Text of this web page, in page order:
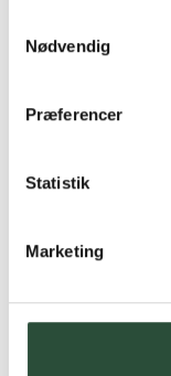
Nødvendig
Præferencer
Statistik
Marketing